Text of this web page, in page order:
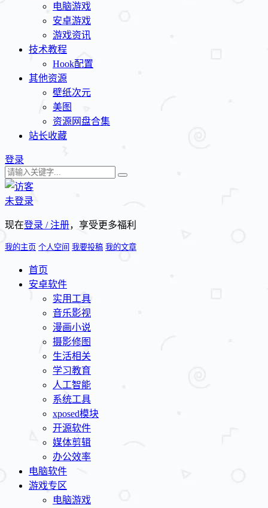
电脑游戏
安卓游戏
游戏资讯
技术教程
Hook配置
其他资源
壁纸次元
美图
资源网盘合集
站长收藏
登录
未登录
现在登录 / 注册，享受更多福利
我的主页 个人空间 我要投稿 我的文章
首页
安卓软件
实用工具
音乐影视
漫画小说
摄影修图
生活相关
学习教育
人工智能
系统工具
xposed模块
开源软件
媒体剪辑
办公效率
电脑软件
游戏专区
电脑游戏